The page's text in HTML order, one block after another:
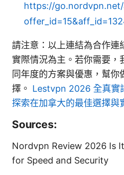
https://
請注意：以上連結為合作連
實際情況為主。若你需要，
同年度的方案與優惠，幫你
擇。 Lestvpn 2026 全真實
探索在加拿大的最佳選擇與
Sources:
Nordvpn Review 2026 Is
for Speed and Security